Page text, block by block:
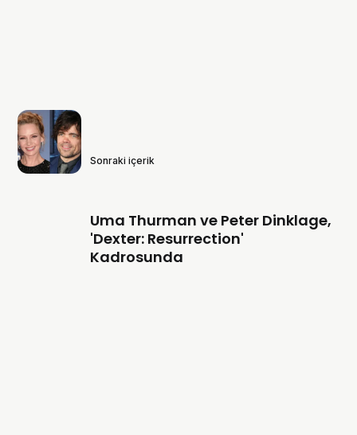
Sonraki içerik
Uma Thurman ve Peter Dinklage,
'Dexter: Resurrection'
Kadrosunda